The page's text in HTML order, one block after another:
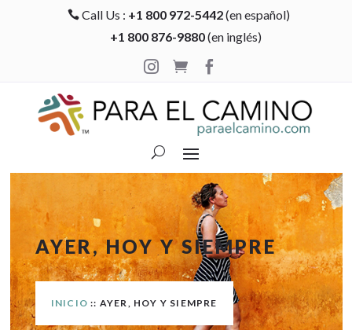
 Call Us : +1 800 972-5442(en español)
+1 800 876-9880(en inglés)

 
AYER, HOY Y SIEMPRE
INICIO :: AYER, HOY Y SIEMPRE